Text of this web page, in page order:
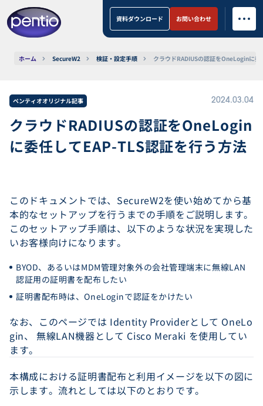
資料ダウンロード お問い合わせ
ホーム SecureW2 検証・設定手順 クラウドRADIUSの認証をOneLoginに
ペンティオオリジナル記事 2024.03.04
クラウドRADIUSの認証をOneLogin
に委任してEAP-TLS認証を行う方法
このドキュメントでは、SecureW2を使い始めてから基
本的なセットアップを行うまでの手順をご説明します。
このセットアップ手順は、以下のような状況を実現した
いお客様向けになります。
BYOD、あるいはMDM管理対象外の会社管理端末に無線LAN
認証用の証明書を配布したい
証明書配布時は、OneLoginで認証をかけたい
なお、このページでは Identity Providerとして OneLo
gin、 無線LAN機器として Cisco Meraki を使用してい
ます。
本構成における証明書配布と利用イメージを以下の図に
示します。流れとしては以下のとおりです。